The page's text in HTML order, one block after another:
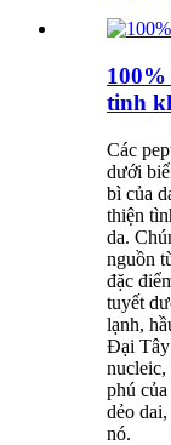
100%
tinh
Các
dưới
bì của
thiện
da.
nguồn
đặc
tuyết
lạnh,
Đại Tây
nucleic,
phú
dẻo
nó.